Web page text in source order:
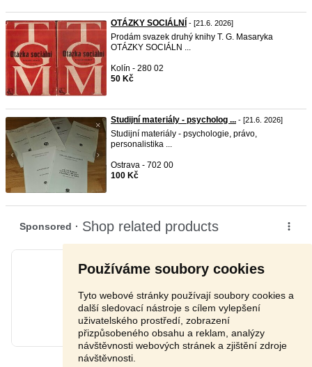
Používáme soubory cookies
Tyto webové stránky používají soubory cookies a
další sledovací nástroje s cílem vylepšení
uživatelského prostředí, zobrazení
přizpůsobeného obsahu a reklam, analýzy
návštěvnosti webových stránek a zjištění zdroje
návštěvnosti.
OTÁZKY SOCIÁLNÍ - [21.6. 2026]
Prodám svazek druhý knihy T. G. Masaryka
OTÁZKY SOCIÁLN ...
Kolín - 280 02
50 Kč
Studijní materiály - psycholog ... - [21.6. 2026]
Studijní materiály - psychologie, právo,
personalistika ...
Ostrava - 702 00
100 Kč